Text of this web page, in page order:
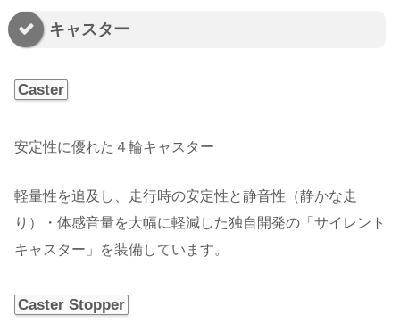
キャスター
Caster
安定性に優れた４輪キャスター
軽量性を追及し、走行時の安定性と静音性（静かな走
り）・体感音量を大幅に軽減した独自開発の「サイレント
キャスター」を装備しています。
Caster Stopper